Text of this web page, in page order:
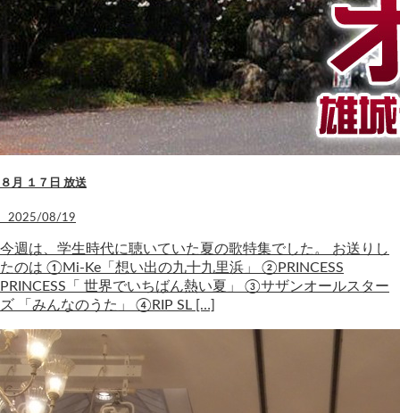
８月 １７日 放送
2025/08/19
今週は、学生時代に聴いていた夏の歌特集でした。 お送りし
たのは ①Mi-Ke「想い出の九十九里浜」 ②PRINCESS
PRINCESS「 世界でいちばん熱い夏」 ③サザンオールスター
ズ 「みんなのうた」 ④RIP SL […]